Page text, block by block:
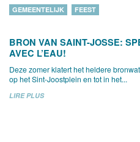
GEMEENTELIJK FEEST
BRON VAN SAINT-JOSSE:
AVEC L’EAU!
Deze zomer klatert het heldere
op het Sint-Joostplein en tot in het...
LIRE PLUS